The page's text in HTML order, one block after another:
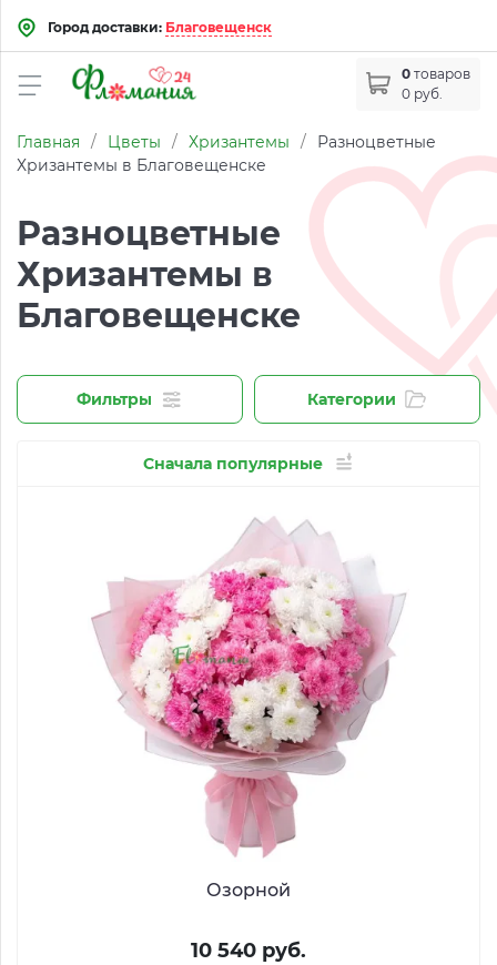
Город доставки: Благовещенск
0 товаров
0 руб.
Главная / Цветы / Хризантемы /
Разноцветные
Хризантемы в Благовещенске
Разноцветные
Хризантемы в
Благовещенске
Фильтры Категории
Сначала популярные
Озорной
10 540 руб.